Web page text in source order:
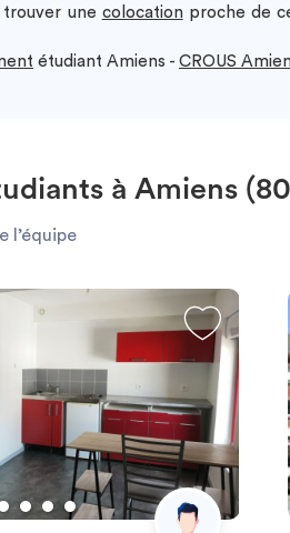
trouver une colocationproche de
étudiant Amiens - CROUS
à Amiens
l’équipe